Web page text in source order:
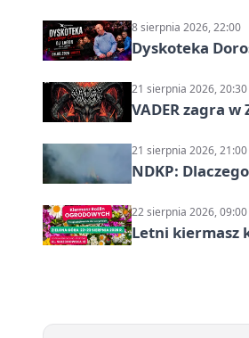
8 sierpnia 2026, 22:00
Dyskoteka
21 sierpnia 2026, 20:30
VADER zagra
21 sierpnia 2026, 21:00
NDKP:
22 sierpnia 2026, 09:00
Letni kiermasz